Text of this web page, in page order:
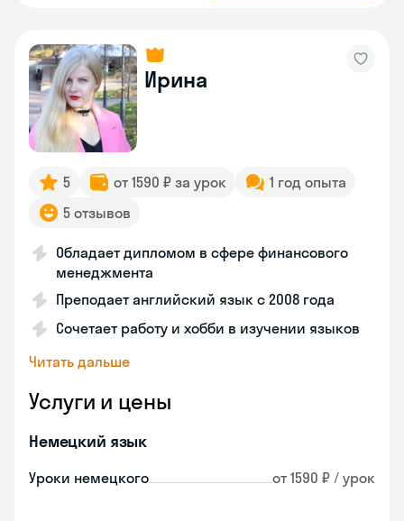
Ирина
5 от 1590 ₽ за урок
1 год опыта
5 отзывов
Обладает дипломом в сфере финансового
менеджмента
Преподает английский язык с 2008 года
Сочетает работу и хобби в изучении языков
Читать дальше
Услуги и цены
Немецкий язык
Уроки немецкого от 1590 ₽ / урок